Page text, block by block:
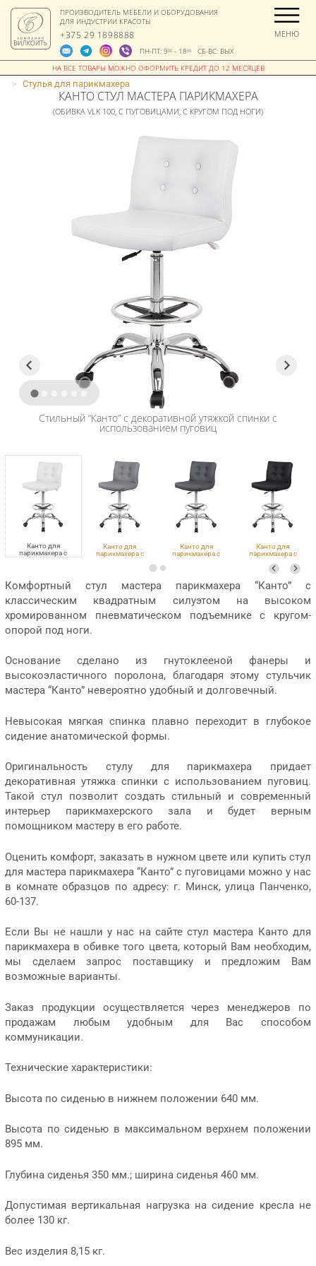
ПРОИЗВОДИТЕЛЬ МЕБЕЛИ И ОБОРУДОВАНИЯ
ДЛЯ ИНДУСТРИИ КРАСОТЫ
+375 29 1898888
ПН-ПТ: 900- 1800СБ-ВС: ВЫХ
МЕНЮ
> Стулья для парикмахера
КАНТО СТУЛ МАСТЕРА ПАРИКМАХЕРА
(ОБИВКА VLK 100, С ПУГОВИЦАМИ, С КРУГОМ ПОД НОГИ)
Канто для
парикмахера с
кругом под ноги
Канто для
парикмахера с
VLK 725, с пуговицами
Канто для
парикмахера с
VLK 700, с пуговицами
Канто для
парикмахера с
VLK 600, с пуговицами
Стильный “Канто” с декоративной утяжкой спинки с
использованием пуговиц
Комфортный стул мастера парикмахера “Канто” с
классическим квадратным силуэтом на высоком
хромированном пневматическом подъемнике с кругом-
опорой под ноги.
Основание сделано из гнутоклееной фанеры и
высокоэластичного поролона, благодаря этому стульчик
мастера “Канто” невероятно удобный и долговечный.
Невысокая мягкая спинка плавно переходит в глубокое
сидение анатомической формы.
Оригинальность стулу для парикмахера придает
декоративная утяжка спинки с использованием пуговиц.
Такой стул позволит создать стильный и современный
интерьер парикмахерского зала и будет верным
помощником мастеру в его работе.
Оценить комфорт, заказать в нужном цвете или купить стул
для мастера парикмахера “Канто” с пуговицами можно у нас
в комнате образцов по адресу: г. Минск, улица Панченко,
60-137.
Если Вы не нашли у нас на сайте стул мастера Канто для
парикмахера в обивке того цвета, который Вам необходим,
мы сделаем запрос поставщику и предложим Вам
возможные варианты.
Заказ продукции осуществляется через менеджеров по
продажам любым удобным для Вас способом
коммуникации.
Технические характеристики:
Высота по сиденью в нижнем положении 640 мм.
Высота по сиденью в максимальном верхнем положении
895 мм.
Глубина сиденья 350 мм.; ширина сиденья 460 мм.
Допустимая вертикальная нагрузка на сидение кресла не
более 130 кг.
Вес изделия 8,15 кг.